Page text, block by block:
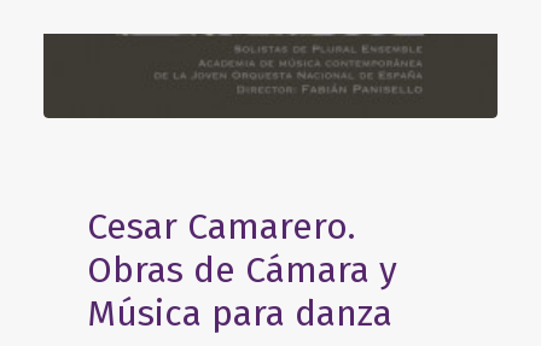
Cesar Camarero.
Obras de Cámara y
Música para danza